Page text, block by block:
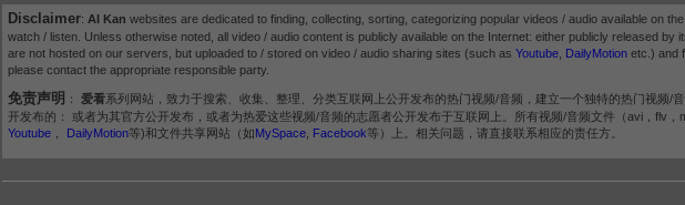
Disclaimer: AI Kan websites are dedicated to finding, collecting, sorting, categorizing popular videos / audio available on
watch / listen. Unless otherwise noted, all video / audio content is publicly available on the Internet: either publicly released
are not hosted on our servers, but uploaded to / stored on video / audio sharing sites (such as Youtube DailyMotion etc.) and
please contact the appropriate responsible party.
免责声明 ： 爱看系列网站，致力于搜索、收集、整理、分类互联网上公开发布的热门视频/音频，建立一个独特的热门视
开发布的： 或者为其官方公开发布，或者为热爱这些视频/音频的志愿者公开发布于互联网上。所有视频/音频文件（avi，flv
Youtube
DailyMotion等)和文件共享网站（如MySpace Facebook等）上。相关问题，请直接联系相应的责任方。